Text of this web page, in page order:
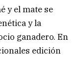
y el mate se
y la
ganadero. En
edición